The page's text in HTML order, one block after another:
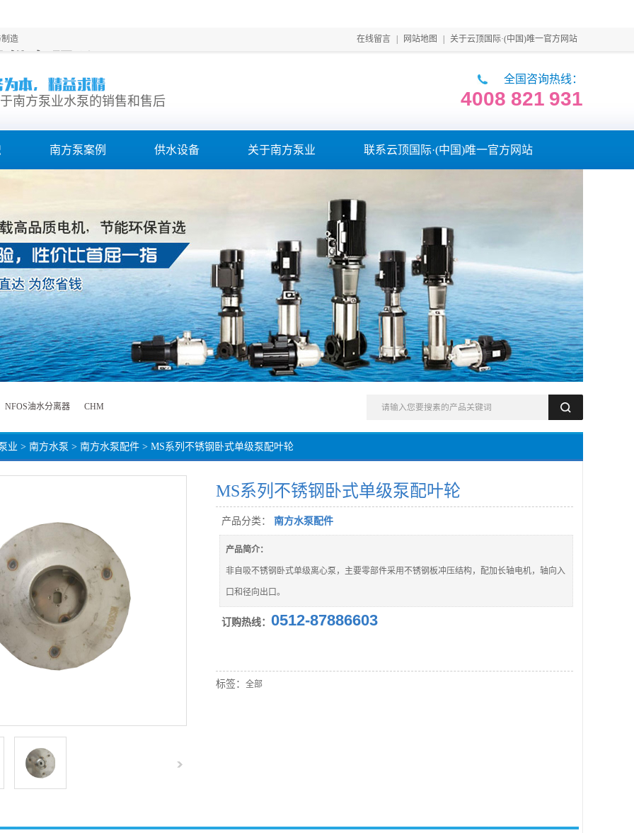
在线留言 网站地图 关于云顶国际·(中国)唯一官方网站
制造
全国咨询热线：
4008 821 931
南方泵业水泵的销售和售后
南方泵案例 供水设备 关于南方泵业 联系云顶国际·(中国)唯一官方网站
NFOS油水分离器 CHM
业 > 南方水泵 > 南方水泵配件 > MS系列不锈钢卧式单级泵配叶轮
MS系列不锈钢卧式单级泵配叶轮
产品分类： 南方水泵配件
产品简介：
非自吸不锈钢卧式单级离心泵，主要零部件采用不锈钢板冲压结构，配加长轴电机，轴向入
口和径向出口。
订购热线： 0512-87886603
标签： 全部